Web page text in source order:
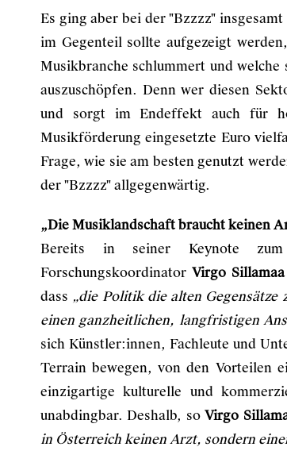
Es ging aber bei der "Bzzzz"
im Gegenteil sollte aufgezeigt
Musikbranche schlummert und
auszuschöpfen. Denn wer diesen
und sorgt im Endeffekt auch für
Musikförderung eingesetzte Euro
Frage, wie sie am besten genutzt
der "Bzzzz" allgegenwärtig.
„Die Musiklandschaft braucht keinen
Bereits in seiner Keynote
ForschungskoordinatorVirgo
dass „die Politik die alten Gegensätze
einen ganzheitlichen, langfristigen
sich Künstler:innen, Fachleute und
Terrain bewegen, von den Vorteilen
einzigartige kulturelle und
unabdingbar. Deshalb, soVirgo
in Österreich keinen Arzt, sondern